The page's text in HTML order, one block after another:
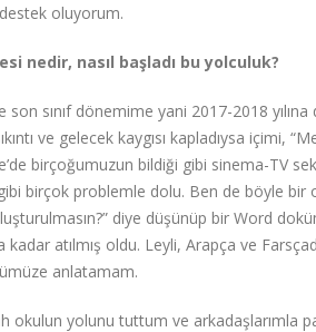
oluyorum.
nedir, nasıl başladı bu yolculuk?
sınıf dönemime yani 2017-2018
ve gelecek kaygısı kapladıysa içimi,
birçoğumuzun bildiği gibi sinema-TV
birçok problemle dolu. Ben de böyle
diye düşünüp bir Word
atılmış oldu. Leyli, Arapça ve
anlatamam.
okulun yolunu tuttum ve arkadaşlarımla